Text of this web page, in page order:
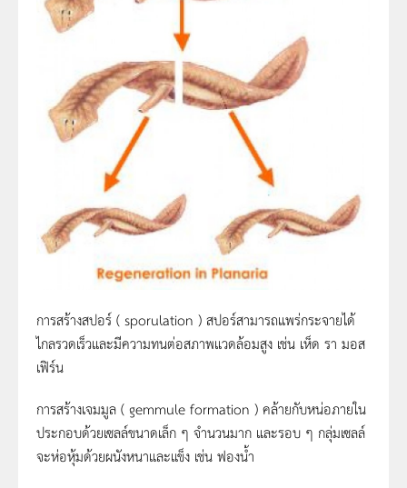
การสร้างสปอร์ ( sporulation ) สปอร์สามารถแพร่กระจายได้
ไกลรวดเร็วและมีความทนต่อสภาพแวดล้อมสูง เช่น เห็ด รา มอส
เฟิร์น
การสร้างเจมมูล ( gemmule formation ) คล้ายกับหน่อภายใน
ประกอบด้วยเซลล์ขนาดเล็ก ๆ จำนวนมาก และรอบ ๆ กลุ่มเซลล์
จะห่อหุ้มด้วยผนังหนาและแข็ง เช่น ฟองน้ำ